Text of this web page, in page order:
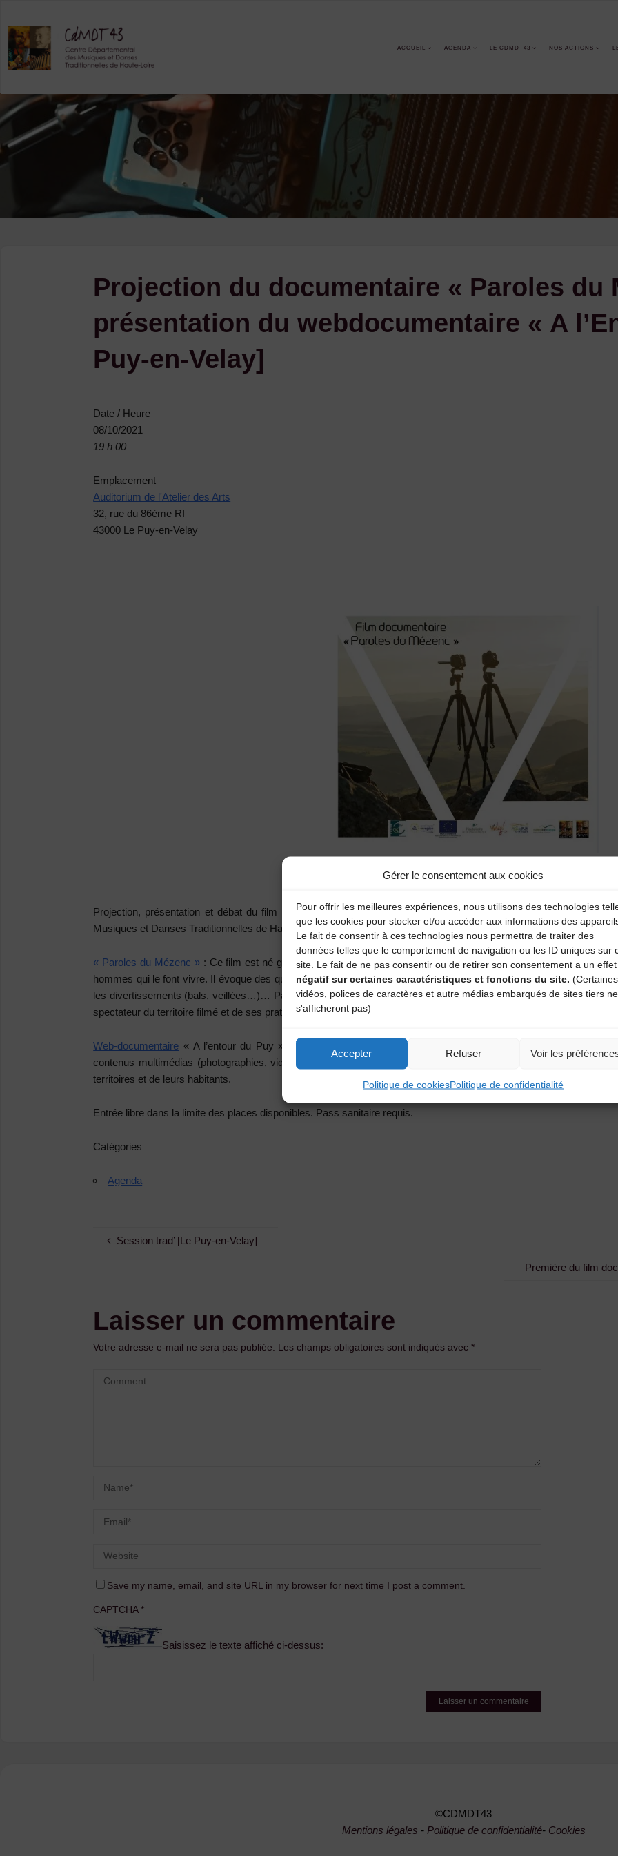
Gérer le consentement aux cookies
Pour offrir les meilleures expériences, nous utilisons des technologies
que les cookies pour stocker et/ou accéder aux informations des
Le fait de consentir à ces technologies nous permettra de traiter des
données telles que le comportement de navigation ou les ID uniques sur
site. Le fait de ne pas consentir ou de retirer son consentement a un effet
négatif sur certaines caractéristiques et fonctions du site. (Certaines
vidéos, polices de caractères et autre médias embarqués de sites tiers ne
s'afficheront pas)
Accepter Refuser Voir les
Politique de cookiesPolitique de confidentialité
content
ACCUEIL AGENDA LE CDMDT43 NOS ACTIONS
Projection du documentaire « Paroles du
présentation du webdocumentaire « A
Puy-en-Velay]
Date / Heure
08/10/2021
19 h 00
Emplacement
Auditorium de l'Atelier des Arts
32, rue du 86ème RI
43000 Le Puy-en-Velay
Projection, présentation et débat du film documentaire « Paroles du Mézenc » et du web-documentaire «
Musiques et Danses Traditionnelles de Haute-Loire (CDMDT43) pour une découverte et une familiarisation avec le
« Paroles du Mézenc »: Ce film est né grâce aux enquêtes réalisées sur le terrain et présente le territoire du
hommes qui le font vivre. Il évoque des questionnements communs à toutes les campagnes et les montagnes à
les divertissements (bals, veillées…)… Par la force des récits portés par des figures singulières et les paysages
spectateur du territoire filmé et de ses pratiques.
Web-documentaire « A l’entour du Puy » : Le web-documentaire est un site internet conçu comme un
contenus multimédias (photographies, vidéos, extraits sonores, textes, dessins…) qui pose un regard tantôt
territoires et de leurs habitants.
Entrée libredans la limite des places disponibles. Pass sanitaire requis.
Catégories
Agenda
Session trad’ [Le Puy-en-Velay]
Première du film
Laisser un commentaire
Votre adresse e-mail ne sera pas publiée. Les champs obligatoires sont indiqués avec*
Save my name, email, and site URL in my browser for next time I post a comment.
CAPTCHA*
Saisissez le texte affiché ci-dessus:
©CDMDT43
Mentions légales -Politique de confidentialité- Cookies